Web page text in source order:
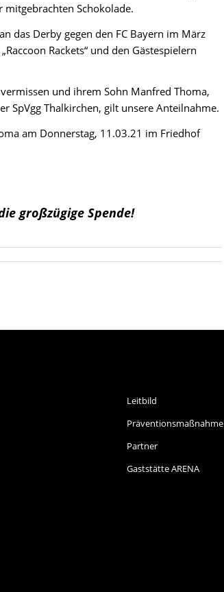
Schokolade.
das Derby gegen den FC Bayern im März
Rackets“ und den Gästespielern
und ihrem Sohn Manfred Thoma,
SpVgg Thalkirchen, gilt unsere Anteilnahme.
am Donnerstag, 11.03.21 im Friedhof
großzügige Spende!
Leitbild
Präventionsmaßnahme
Partner
Gaststätte ARENA